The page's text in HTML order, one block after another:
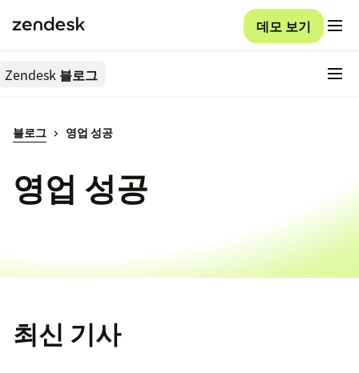
데모 보기
Zendesk 블로그
블로그 영업 성공
영업 성공
최신 기사